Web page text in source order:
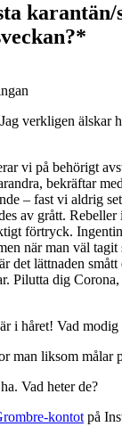
karantän/
verkligen älskar
vi på behörigt
bekräftar
– fast vi aldrig
av grått. Rebeller
förtryck.
när man väl
det lättnaden
Pilutta dig
i håret! Vad modig
man liksom målar
Vad heter de?
kontot på